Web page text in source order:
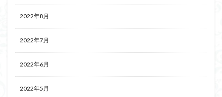
2022年8月
2022年7月
2022年6月
2022年5月